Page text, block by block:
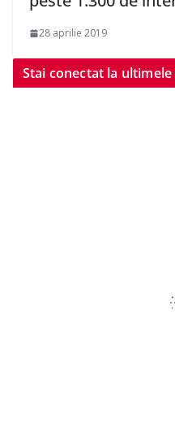
28 aprilie 2019
Stai conectat la